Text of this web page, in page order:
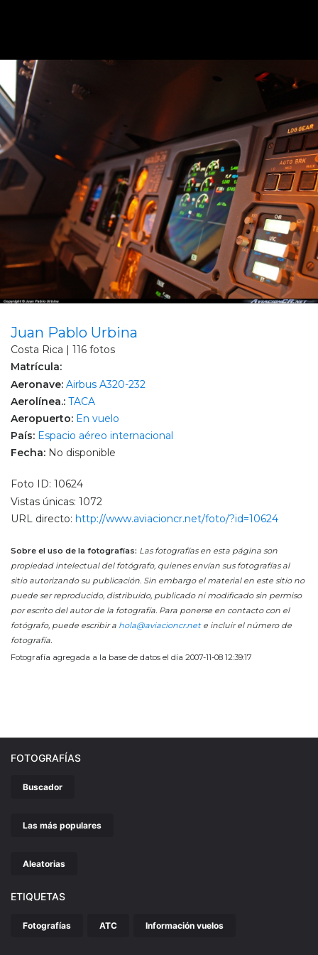
Juan Pablo Urbina
Costa Rica | 116 fotos
Matrícula:
Aeronave: Airbus A320-232
Aerolínea.: TACA
Aeropuerto: En vuelo
País: Espacio aéreo internacional
Fecha: No disponible
Foto ID: 10624
Vistas únicas: 1072
URL directo: http://www.aviacioncr.net/foto/?id=10624
Sobre el uso de la fotografías: Las fotografías en esta página son
propiedad intelectual del fotógrafo, quienes envían sus fotografías al
sitio autorizando su publicación. Sin embargo el material en este sitio no
puede ser reproducido, distribuido, publicado ni modificado sin permiso
por escrito del autor de la fotografía. Para ponerse en contacto con el
fotógrafo, puede escribir a hola@aviacioncr.nete incluir el número de
fotografía.
Fotografía agregada a la base de datos el día 2007-11-08 12:39:17
FOTOGRAFÍAS
Buscador
Las más populares
Aleatorias
ETIQUETAS
Fotografías ATC Información vuelos